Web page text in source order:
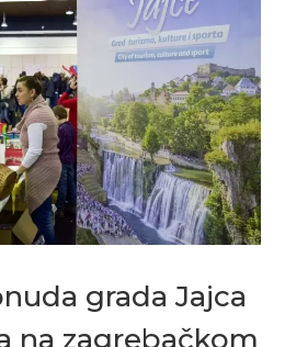
grada Jajca
na zagrebačkom